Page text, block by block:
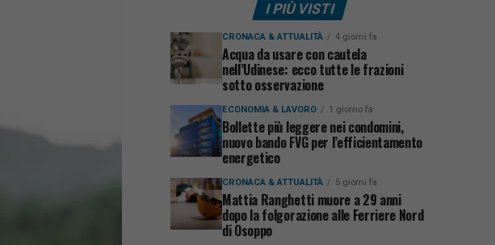
I PIÙ VISTI
CRONACA & ATTUALITÀ 4 giorni fa
Acqua da usare con cautela
nell’Udinese: ecco tutte le frazioni
sotto osservazione
ECONOMIA & LAVORO 1 giorno fa
Bollette più leggere nei condomini,
nuovo bando FVG per l’efficientamento
energetico
CRONACA & ATTUALITÀ 5 giorni fa
Mattia Ranghetti muore a 29 anni
dopo la folgorazione alle Ferriere Nord
di Osoppo